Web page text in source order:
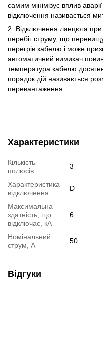
самим мінімізує вплив
відключення називається
2. Відключення ланцюга
перебіг струму, що
перегрів кабелю і може
автоматичний вимикач
температура кабелю
порядок дій називається
перевантаження.
Характеристики
Кількість
полюсів
3
Характеристика
відключення
D
Максимальна
здатність, що
відключає, кА
6
Номінальний
струм, А
50
Відгуки